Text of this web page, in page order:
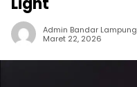
international,
bernuansa
lokal
dan
Admin Bandar Lampung
Maret 22, 2026